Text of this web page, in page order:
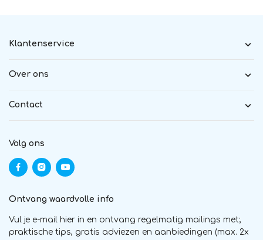
Klantenservice
Over ons
Contact
Volg ons
Ontvang waardvolle info
Vul je e-mail hier in en ontvang regelmatig mailings met;
praktische tips, gratis adviezen en aanbiedingen (max. 2x